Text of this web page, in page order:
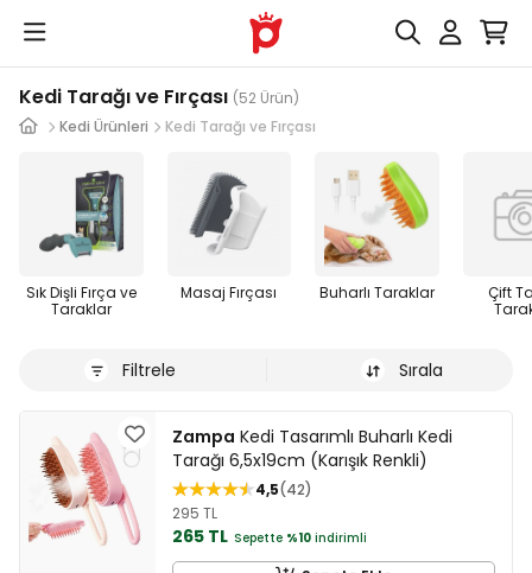
Kedi Tarağı ve Fırçası (52 Ürün)
Kedi Ürünleri
Kedi Tarağı ve Fırçası
Sık Dişli Fırça ve
Taraklar
Masaj Fırçası Buharlı Taraklar
Çift
Filtrele Sırala
Zampa Kedi Tasarımlı Buharlı Kedi
Tarağı 6,5x19cm (Karışık Renkli)
4,5 42
295 TL
265 TL Sepette %10 indirimli